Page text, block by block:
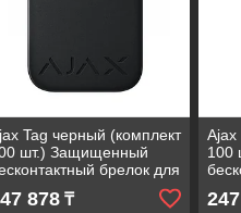
Tag черный (комплект
шт.) Защищенный
брелок для
878₸
Ajax
100